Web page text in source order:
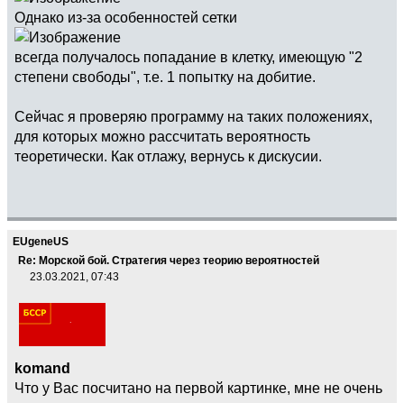
Однако из-за особенностей сетки
всегда получалось попадание в клетку, имеющую "2
степени свободы", т.е. 1 попытку на добитие.
Сейчас я проверяю программу на таких положениях,
для которых можно рассчитать вероятность
теоретически. Как отлажу, вернусь к дискусии.
EUgeneUS
Re: Морской бой. Стратегия через теорию вероятностей
23.03.2021, 07:43
komand
Что у Вас посчитано на первой картинке, мне не очень